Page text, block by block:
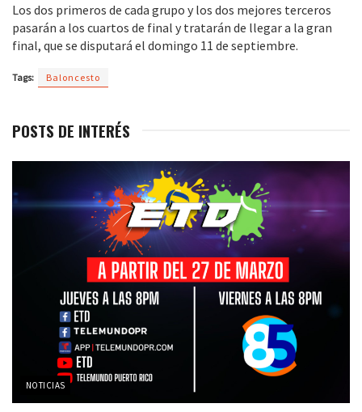
Los dos primeros de cada grupo y los dos mejores terceros
pasarán a los cuartos de final y tratarán de llegar a la gran
final, que se disputará el domingo 11 de septiembre.
Tags: Baloncesto
POSTS DE INTERÉS
NOTICIAS